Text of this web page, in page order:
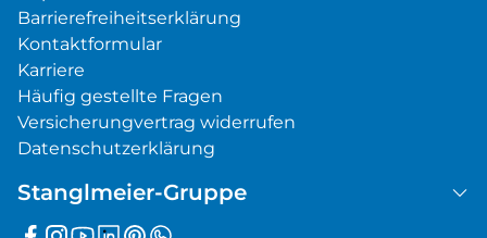
Barrierefreiheitserklärung
Kontaktformular
Karriere
Häufig gestellte Fragen
Versicherungvertrag widerrufen
Datenschutzerklärung
Stanglmeier-Gruppe